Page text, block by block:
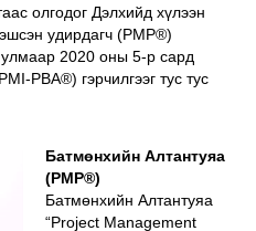
олгодог Дэлхийд хүлээн
удирдагч (PMP®)
улмаар 2020 оны 5-р сард
PBA®) гэрчилгээг тус тус
Батмөнхийн Алтантуяа
(PMP®)
Батмөнхийн Алтантуяа
“Project Management